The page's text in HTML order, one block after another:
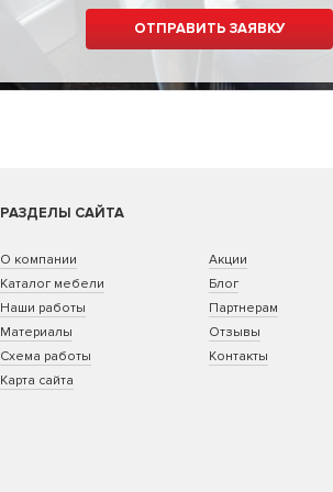
РАЗДЕЛЫ САЙТА
О компании
Каталог мебели
Наши работы
Материалы
Схема работы
Карта сайта
Акции
Блог
Партнерам
Отзывы
Контакты